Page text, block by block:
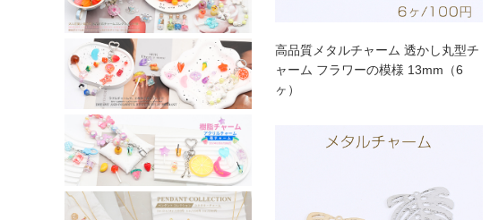
高品質メタルチャーム 透かし丸型チ
ャーム フラワーの模様 13mm（6
ヶ）